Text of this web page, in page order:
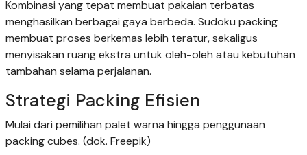
Kombinasi yang tepat membuat pakaian terbatas
menghasilkan berbagai gaya berbeda. Sudoku packing
membuat proses berkemas lebih teratur, sekaligus
menyisakan ruang ekstra untuk oleh-oleh atau kebutuhan
tambahan selama perjalanan.
Strategi Packing Efisien
Mulai dari pemilihan palet warna hingga penggunaan
packing cubes. (dok. Freepik)